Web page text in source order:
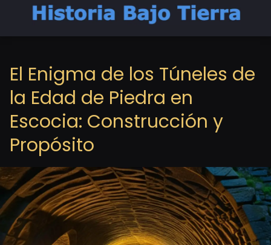
El Enigma de los Túneles de
la Edad de Piedra en
Escocia: Construcción y
Propósito